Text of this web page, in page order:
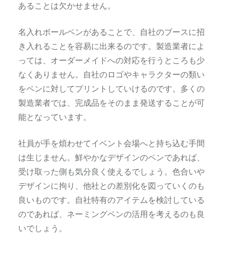
あることは欠かせません。
名入れボールペンがあることで、自社のブースに招
き入れることを容易に出来るのです。製造業者によ
っては、オーダーメイドへの対応を行うところも少
なくありません。自社のロゴやキャラクターの類い
をペンに対してプリントしていけるのです。多くの
製造業者では、完成品をそのまま発送することが可
能となっています。
社員が手を煩わせてイベント会場へと持ち込む手間
は生じません。鮮やかなデザインのペンであれば、
受け取った側も気分良く使えるでしょう。色合いや
デザインに拘り、他社との差別化を図っていくのも
良いものです。自社特有のアイテムを検討している
のであれば、ネーミングペンの活用を考えるのも良
いでしょう。